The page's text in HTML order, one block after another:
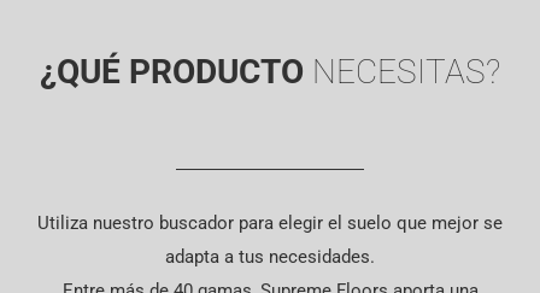
Productos
Contactar
¿QUÉ PRODUCTO NECESITAS?
Utiliza nuestro buscador para elegir el suelo que mejor se
adapta a tus necesidades.